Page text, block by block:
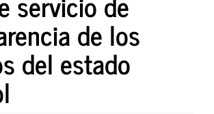
de los
del estado